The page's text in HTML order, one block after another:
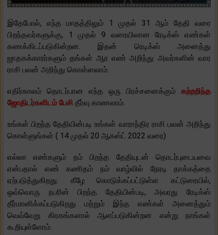
இதேபோல், எந்த மாதத்திலும் 1 முதல் 31 ஆம் தேதி வரை
பிறந்தவர்களுக்கு, 1 முதல் 9 வரையிலான ரேடிக்ஸ் எண்கள்
கணக்கிடப்படுகின்றன. இதன் ரெடிக்ஸ் அனைத்து
ஜாதகக்காரர்களும் தங்கள் ஆர எண் அறிந்து அவர்களின் வார
ராசி பலன் அறிந்து கொள்ளலாம்.
எதிர்காலம் தொடர்பான எந்த ஒரு பிரச்சனைக்கும் கற்றறிந்த
ஜோதிடர்களிடம் பேசி தீர்வு காணலாம்.
உங்கள் பிறந்த தேதியின்படி உங்கள் வாராந்திர ராசி பலன் அறிந்து
கொள்ளுங்கள் ( 14 முதல் 20 ஆகஸ்ட் 2022 வரை)
எல்லா எண்களும் நம் பிறந்த தேதியுடன் தொடர்புடையவை
என்பதால் எண் கணிதம் நம் வாழ்வில் நேரடி தாக்கத்தை
ஏற்படுத்துகிறது. கீழே கொடுக்கப்பட்டுள்ள கட்டுரையில்,
ஒவ்வொரு நபரின் பிறந்த தேதியின்படி, அவரது ரேடிக்ஸ்
தீர்மானிக்கப்படுகிறது மற்றும் இந்த எண்கள் அனைத்தும்
வெவ்வேறு கிரகங்களால் ஆளப்படுகின்றன என்று நாங்கள்
கூறியுள்ளோம்.